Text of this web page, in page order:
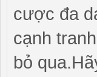
cược đa
cạnh
bỏ